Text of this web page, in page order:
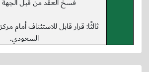
فسخ العقد من قبل
ثالثًا: قرار قابل للاستئناف أمام
السعودي.